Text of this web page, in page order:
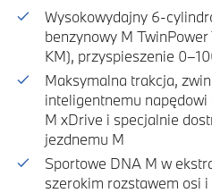
Wysokowydajny 6-
benzynowy M TwinPower
KM), przyspieszenie
Maksymalna trakcja,
inteligentnemu napędowi
M xDrive i specjalnie
jezdnemu M
Sportowe DNA M w
szerokim rozstawem osi i